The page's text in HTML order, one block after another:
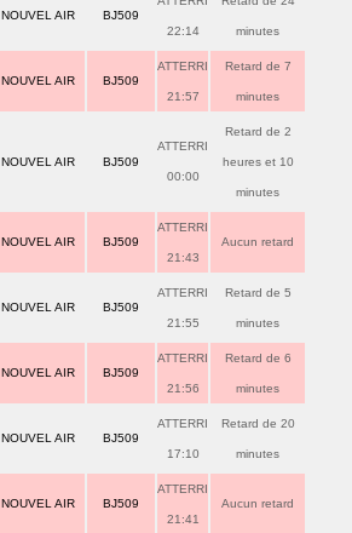
NOUVEL AIR BJ509
22:14 minutes
NOUVEL AIR BJ509
ATTERRI
21:57
Retard de 7
minutes
NOUVEL AIR BJ509
ATTERRI
00:00
Retard de 2
heures et 10
minutes
NOUVEL AIR BJ509
ATTERRI
21:43
Aucun retard
NOUVEL AIR BJ509
ATTERRI
21:55
Retard de 5
minutes
NOUVEL AIR BJ509
ATTERRI
21:56
Retard de 6
minutes
NOUVEL AIR BJ509
ATTERRI
17:10
Retard de 20
minutes
NOUVEL AIR BJ509
ATTERRI
21:41
Aucun retard